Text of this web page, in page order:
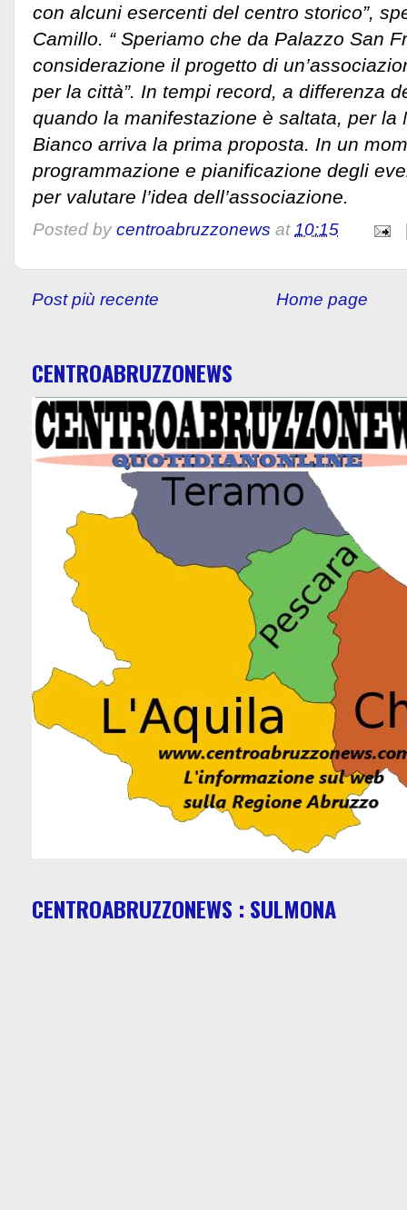
con alcuni esercenti del centro storico”,
Camillo. “ Speriamo che da Palazzo San
considerazione il progetto di
per la città”. In tempi record, a differenza
quando la manifestazione è saltata, per la
Bianco arriva la prima proposta. In un
programmazione e pianificazione degli
per valutare l’idea dell’associazione.
Posted by centroabruzzonews at10:15
Post più recente Home page
CENTROABRUZZONEWS
CENTROABRUZZONEWS : SULMONA